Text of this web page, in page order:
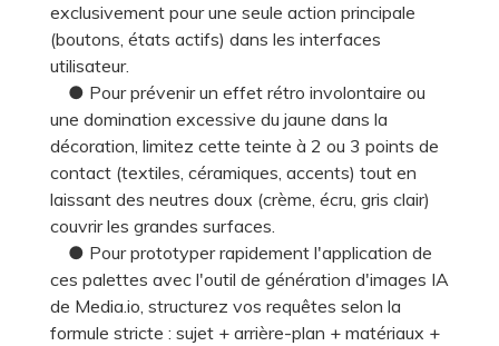
exclusivement pour une seule action principale
(boutons, états actifs) dans les interfaces
utilisateur.
● Pour prévenir un effet rétro involontaire ou
une domination excessive du jaune dans la
décoration, limitez cette teinte à 2 ou 3 points de
contact (textiles, céramiques, accents) tout en
laissant des neutres doux (crème, écru, gris clair)
couvrir les grandes surfaces.
● Pour prototyper rapidement l'application de
ces palettes avec l'outil de génération d'images IA
de Media.io, structurez vos requêtes selon la
formule stricte : sujet + arrière-plan + matériaux +